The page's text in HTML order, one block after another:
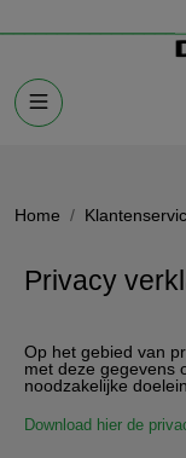
Home
Privacy
Op het gebied van
met deze gegevens
noodzakelijke
Download hier de